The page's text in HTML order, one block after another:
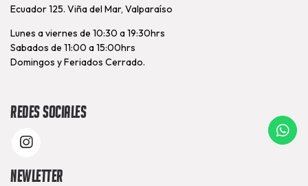
Ecuador 125. Viña del Mar, Valparaíso
Lunes a viernes de 10:30 a 19:30hrs
Sabados de 11:00 a 15:00hrs
Domingos y Feriados Cerrado.
Redes Sociales
Newletter